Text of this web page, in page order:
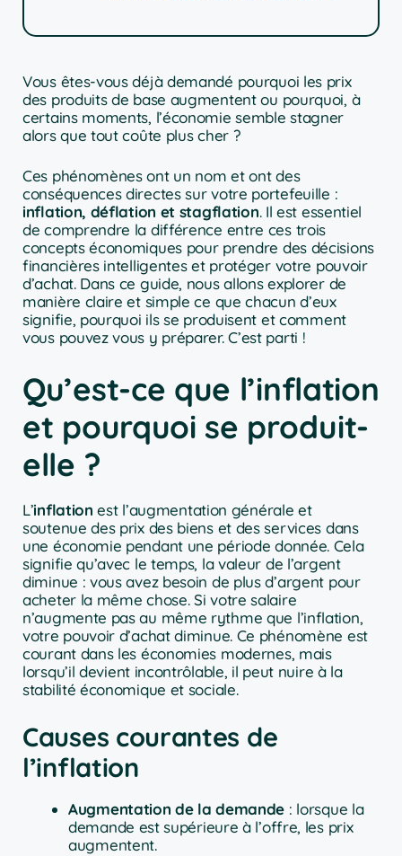
Vous êtes-vous déjà demandé pourquoi les prix
des produits de base augmentent ou pourquoi, à
certains moments, l’économie semble stagner
alors que tout coûte plus cher ?
Ces phénomènes ont un nom et ont des
conséquences directes sur votre portefeuille :
inflation, déflation et stagflation. Il est essentiel
de comprendre la différence entre ces trois
concepts économiques pour prendre des décisions
financières intelligentes et protéger votre pouvoir
d’achat. Dans ce guide, nous allons explorer de
manière claire et simple ce que chacun d’eux
signifie, pourquoi ils se produisent et comment
vous pouvez vous y préparer. C’est parti !
Qu’est-ce que l’inflation
et pourquoi se produit-
elle ?
L’inflationest l’augmentation générale et
soutenue des prix des biens et des services dans
une économie pendant une période donnée. Cela
signifie qu’avec le temps, la valeur de l’argent
diminue : vous avez besoin de plus d’argent pour
acheter la même chose. Si votre salaire
n’augmente pas au même rythme que l’inflation,
votre pouvoir d’achat diminue. Ce phénomène est
courant dans les économies modernes, mais
lorsqu’il devient incontrôlable, il peut nuire à la
stabilité économique et sociale.
Causes courantes de
l’inflation
Augmentation de la demande : lorsque la
demande est supérieure à l’offre, les prix
augmentent.